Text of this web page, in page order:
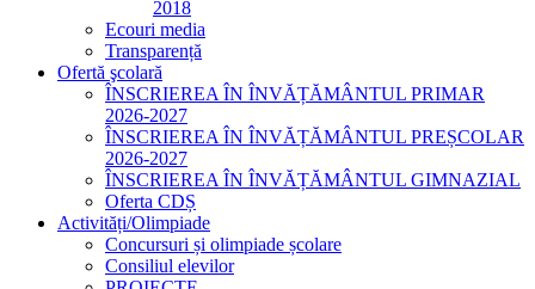
2018
Ecouri media
Transparență
Ofertă şcolară
ÎNSCRIEREA ÎN ÎNVĂȚĂMÂNTUL PRIMAR
2026-2027
ÎNSCRIEREA ÎN ÎNVĂȚĂMÂNTUL PREȘCOLAR
2026-2027
ÎNSCRIEREA ÎN ÎNVĂȚĂMÂNTUL GIMNAZIAL
Oferta CDȘ
Activități/Olimpiade
Concursuri și olimpiade școlare
Consiliul elevilor